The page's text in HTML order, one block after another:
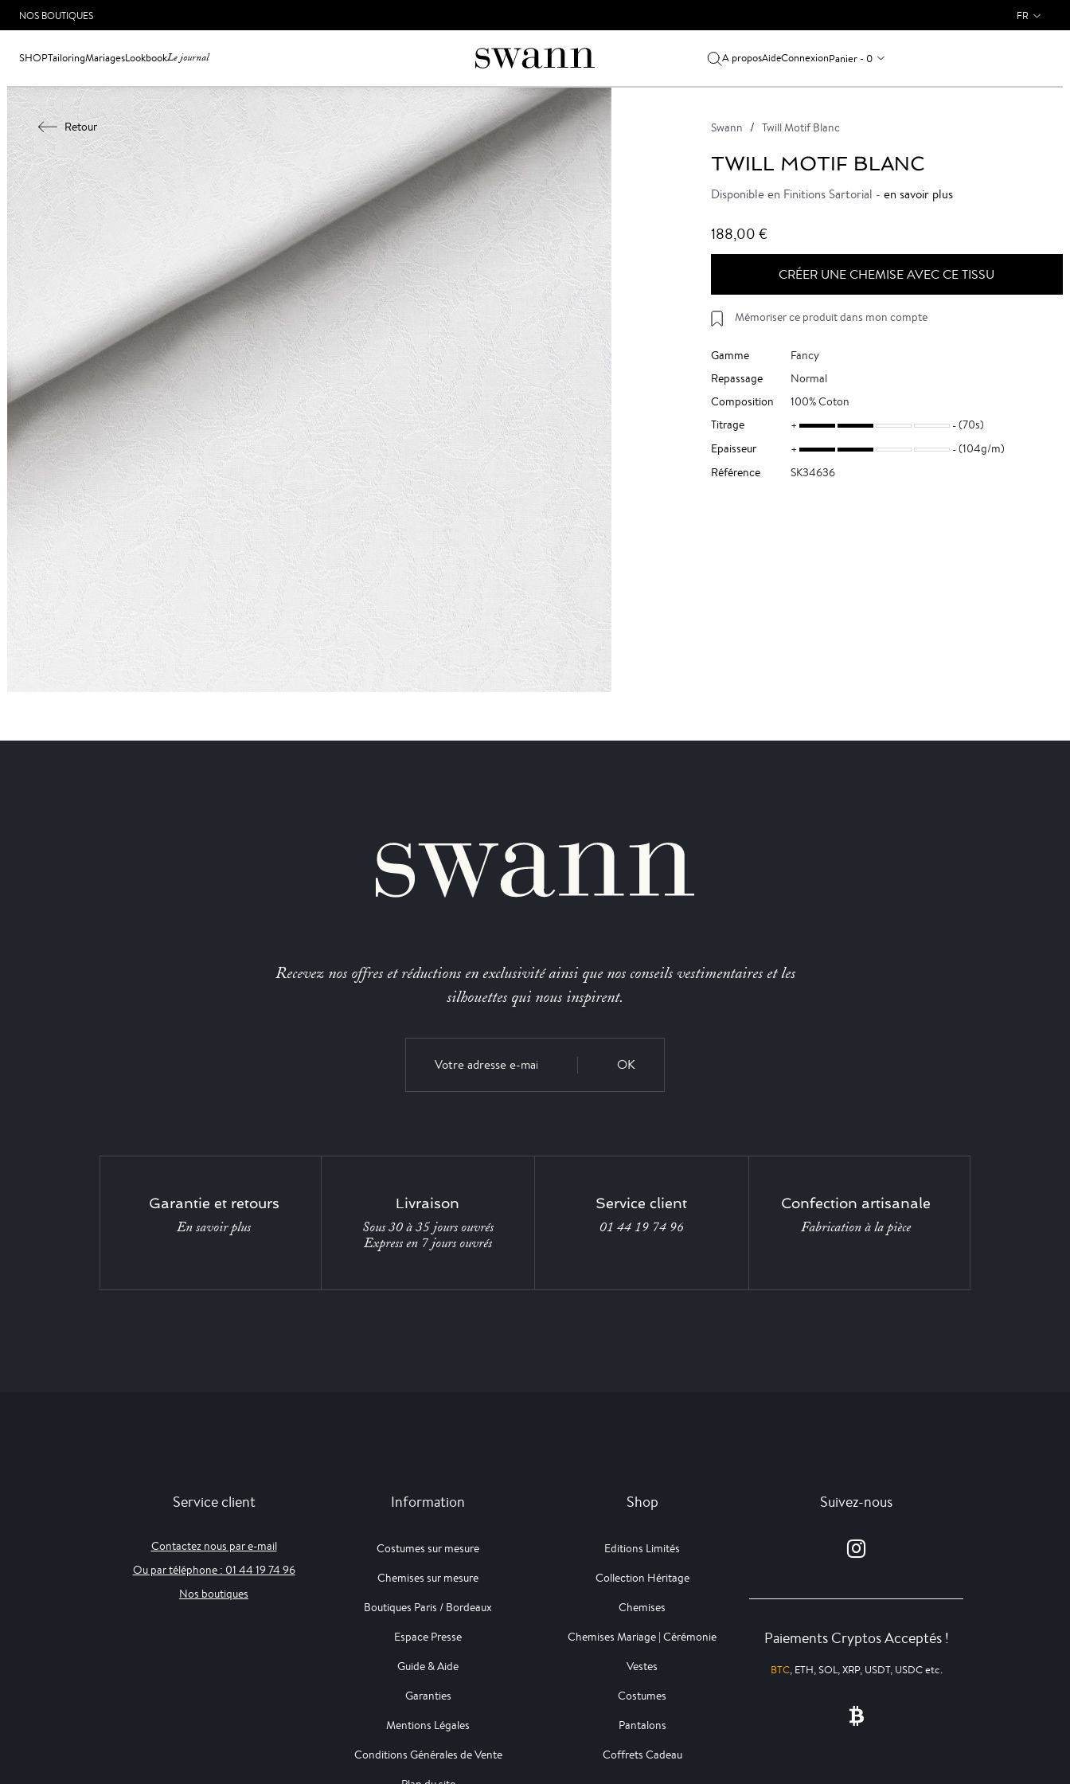
NOS BOUTIQUES FR
SHOPTailoringMariagesLookbookLe journal A proposAideConnexionPanier - 0
Retour Swann Twill Motif Blanc
TWILL MOTIF BLANC
Disponible en Finitions Sartorial - en savoir plus
188,00 €
CRÉER UNE CHEMISE AVEC CE TISSU
Mémoriser ce produit dans mon compte
Gamme
Fancy
Repassage
Normal
Composition
100% Coton
Titrage
(70s)
Epaisseur
(104g/m)
Référence
SK34636
Recevez nos offres et réductions en exclusivité ainsi que nos conseils vestimentaires et les
silhouettes qui nous inspirent.
OK
Garantie et retours
En savoir plus
Livraison
Sous 30 à 35 jours ouvrés
Express en 7 jours ouvrés
Service client
01 44 19 74 96
Confection artisanale
Fabrication à la pièce
Service client
Contactez nous par e-mail
Ou par téléphone : 01 44 19 74 96
Nos boutiques
Information
Costumes sur mesure
Chemises sur mesure
Boutiques Paris / Bordeaux
Espace Presse
Guide & Aide
Garanties
Mentions Légales
Conditions Générales de Vente
Shop
Editions Limités
Collection Héritage
Chemises
Chemises Mariage | Cérémonie
Vestes
Costumes
Pantalons
Coffrets Cadeau
Suivez-nous
Paiements Cryptos Acceptés !
BTC, ETH, SOL, XRP, USDT, USDC etc.